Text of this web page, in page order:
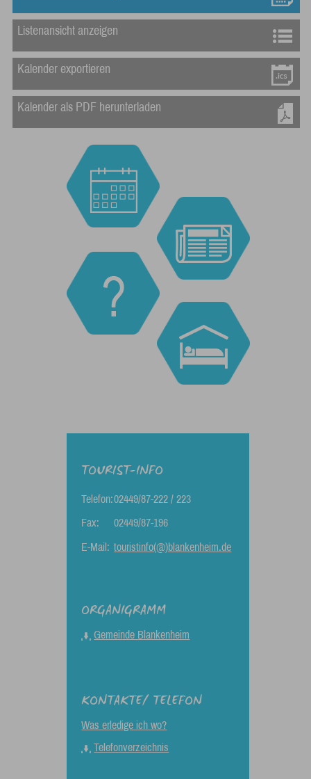
Listenansicht anzeigen
Kalender exportieren
Kalender als PDF herunterladen
TOURIST-INFO
Telefon:02449/87-222 / 223
Fax:
02449/87-196
E-Mail: touristinfo(@)blankenheim.de
ORGANIGRAMM
Gemeinde Blankenheim
KONTAKTE/ TELEFON
Was erledige ich wo?
Telefonverzeichnis